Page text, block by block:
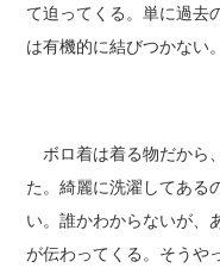
て迫ってくる。単に過去
は有機的に結びつかない。
ボロ着は着る物だから
た。綺麗に洗濯してある
い。誰かわからないが、
が伝わってくる。そうや